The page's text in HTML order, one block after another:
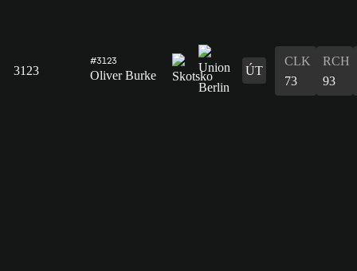
3123
#3123
Oliver Burke ÚT
CLK
73
RCH
93